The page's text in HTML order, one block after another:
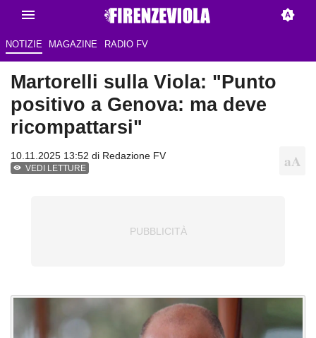
NOTIZIE MAGAZINE RADIO FV
Martorelli sulla Viola: "Punto
positivo a Genova: ma deve
ricompattarsi"
10.11.2025 13:52 di Redazione FV
VEDI LETTURE